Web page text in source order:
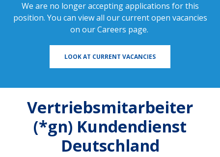
We are no longer accepting applications for this
position. You can view all our current open vacancies
on ourCareers page.
LOOK AT CURRENT VACANCIES
Vertriebsmitarbeiter
(*gn) Kundendienst
Deutschland